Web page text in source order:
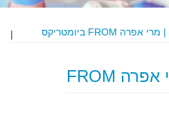
|
30/012/26 | מרי אפרה FROM